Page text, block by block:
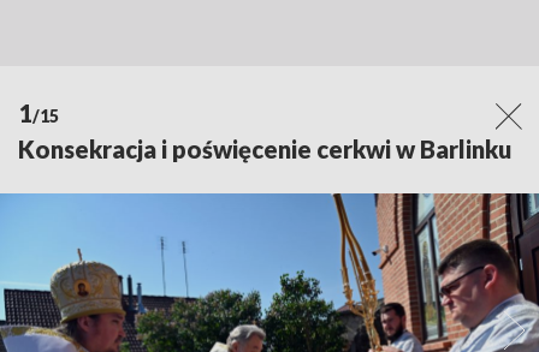
1/15
Konsekracja i poświęcenie cerkwi w Barlinku